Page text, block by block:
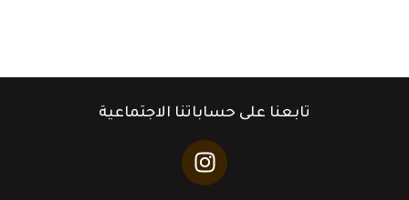
تابعنا على حساباتنا الاجتماعية